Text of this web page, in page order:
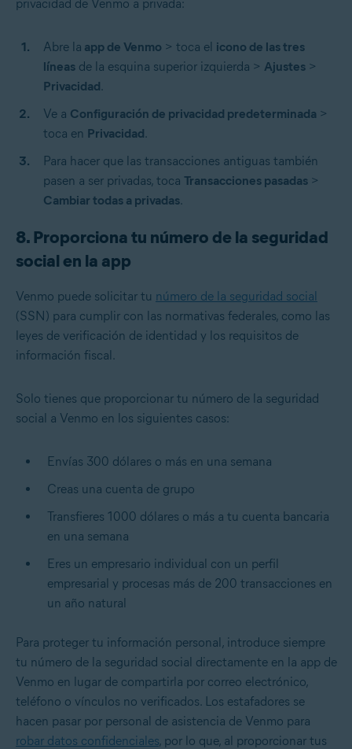
privacidad de Venmo a privada:
Abre la app de Venmo > toca el icono de las tres
líneas de la esquina superior izquierda > Ajustes >
Privacidad.
Ve a Configuración de privacidad predeterminada >
toca en Privacidad.
Para hacer que las transacciones antiguas también
pasen a ser privadas, toca Transacciones pasadas >
Cambiar todas a privadas.
8. Proporciona tu número de la seguridad
social en la app
Venmo puede solicitar tu número de la seguridad social
(SSN) para cumplir con las normativas federales, como las
leyes de verificación de identidad y los requisitos de
información fiscal.
Solo tienes que proporcionar tu número de la seguridad
social a Venmo en los siguientes casos:
Envías 300 dólares o más en una semana
Creas una cuenta de grupo
Transfieres 1000 dólares o más a tu cuenta bancaria
en una semana
Eres un empresario individual con un perfil
empresarial y procesas más de 200 transacciones en
un año natural
Para proteger tu información personal, introduce siempre
tu número de la seguridad social directamente en la app de
Venmo en lugar de compartirla por correo electrónico,
teléfono o vínculos no verificados. Los estafadores se
hacen pasar por personal de asistencia de Venmo para
robar datos confidenciales, por lo que, al proporcionar tus